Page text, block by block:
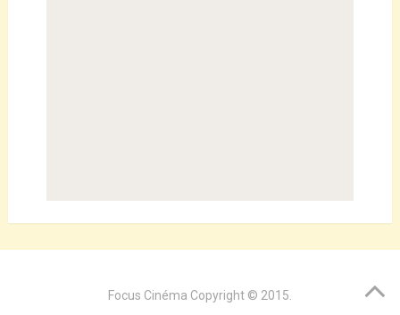
Focus Cinéma Copyright © 2015.